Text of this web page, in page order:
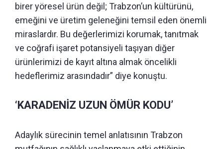
birer yöresel ürün değil; Trabzon’un kültürünü,
emeğini ve üretim geleneğini temsil eden önemli
miraslardır. Bu değerlerimizi korumak, tanıtmak
ve coğrafi işaret potansiyeli taşıyan diğer
ürünlerimizi de kayıt altına almak öncelikli
hedeflerimiz arasındadır” diye konuştu.
‘KARADENİZ UZUN ÖMÜR KODU’
Adaylık sürecinin temel anlatısının Trabzon